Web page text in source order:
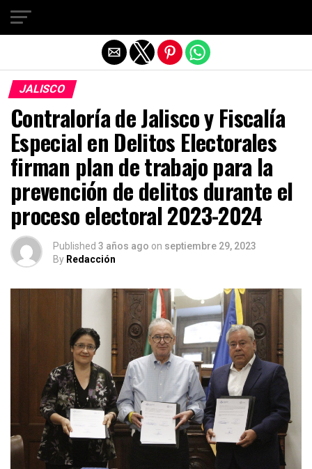
JALISCO
Contraloría de Jalisco y Fiscalía
Especial en Delitos Electorales
firman plan de trabajo para la
prevención de delitos durante el
proceso electoral 2023-2024
Published 3 años ago on septiembre 29, 2023
By Redacción